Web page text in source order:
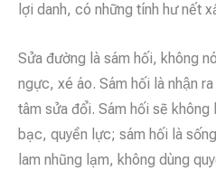
lợi danh, có những tính hư nết
Sửa đường là sám hối, không
ngực, xé áo. Sám hối là nhận
tâm sửa đổi. Sám hối sẽ
bạc, quyền lực; sám hối là
lam nhũng lạm, không dùng